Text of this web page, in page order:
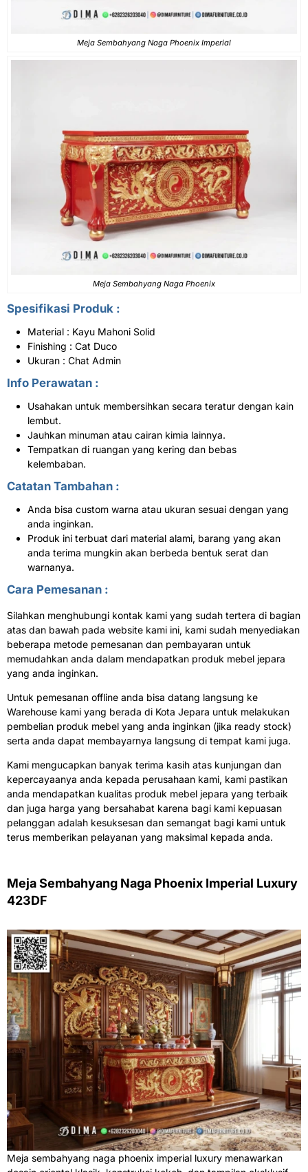
Meja Sembahyang Naga Phoenix Imperial
Meja Sembahyang Naga Phoenix
Spesifikasi Produk :
Material : Kayu Mahoni Solid
Finishing : Cat Duco
Ukuran : Chat Admin
Info Perawatan :
Usahakan untuk membersihkan secara teratur dengan kain
lembut.
Jauhkan minuman atau cairan kimia lainnya.
Tempatkan di ruangan yang kering dan bebas
kelembaban.
Catatan Tambahan :
Anda bisa custom warna atau ukuran sesuai dengan yang
anda inginkan.
Produk ini terbuat dari material alami, barang yang akan
anda terima mungkin akan berbeda bentuk serat dan
warnanya.
Cara Pemesanan :
Silahkan menghubungi kontak kami yang sudah tertera di bagian
atas dan bawah pada website kami ini, kami sudah menyediakan
beberapa metode pemesanan dan pembayaran untuk
memudahkan anda dalam mendapatkan produk mebel jepara
yang anda inginkan.
Untuk pemesanan offline anda bisa datang langsung ke
Warehouse kami yang berada di Kota Jepara untuk melakukan
pembelian produk mebel yang anda inginkan (jika ready stock)
serta anda dapat membayarnya langsung di tempat kami juga.
Kami mengucapkan banyak terima kasih atas kunjungan dan
kepercayaanya anda kepada perusahaan kami, kami pastikan
anda mendapatkan kualitas produk mebel jepara yang terbaik
dan juga harga yang bersahabat karena bagi kami kepuasan
pelanggan adalah kesuksesan dan semangat bagi kami untuk
terus memberikan pelayanan yang maksimal kepada anda.
Meja Sembahyang Naga Phoenix Imperial Luxury
423DF
Meja sembahyang naga phoenix imperial luxury menawarkan